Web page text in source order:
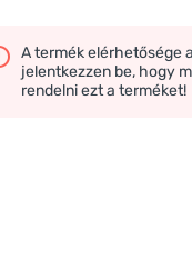
A termék elérhetősége
jelentkezzen be, hogy
rendelni ezt a terméket!